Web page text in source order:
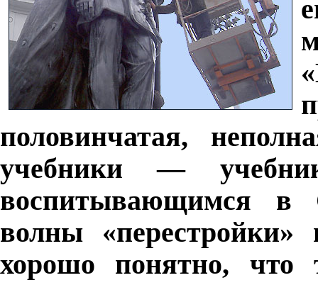
половинчатая,
учебники —
воспитывающимся
волны «перестройки»
хорошо понятно, что